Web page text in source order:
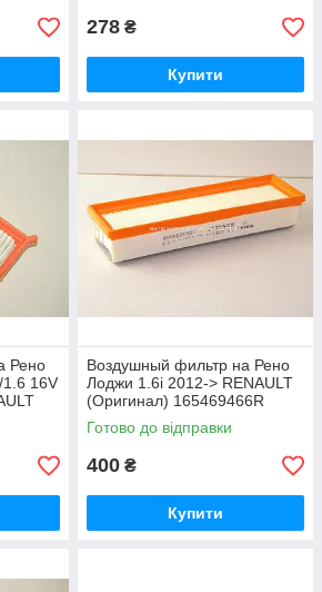
278 ₴
Купити
Рено
16V
Воздушный фильтр на Рено
Лоджи 1.6i 2012-> RENAULT
(Оригинал) 165469466R
Готово до відправки
400 ₴
Купити